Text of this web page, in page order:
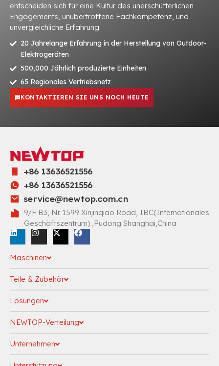
entscheiden sich für eine Kultur des unerschütterlichen
Engagements, unübertroffene Fachkompetenz, und
unvergleichliche Erfahrung.
20 Jahrelange Erfahrung in der Herstellung von Outdoor-
Elektrogeräten
500,000 Jährlich produzierte Einheiten
65 Regionales Vertriebsnetz
KONTAKTIEREN SIE UNS NOCH HEUTE
+86 13636521556
+86 13636521556
service@newtop.com.cn
9/F B3, Nr. 1599 Xinjinqiao Road, IBC(Internationales
Geschäftszentrum) ,Pudong Shanghai,China
Maschinen
Teile & Zubehör
Lösungen
NEWTOP-Verteilung
Unternehmen